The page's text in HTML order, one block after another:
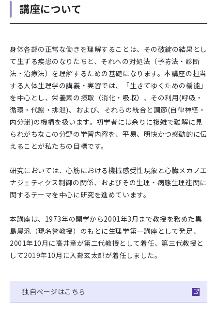
講座について
身体各部の正常な働きを理解することは、その破綻の結果とし
て生ずる疾患のなりたちと、それへの対処法（予防法・診断
法・治療法）を理解するための基礎になります。本講座の担当
する人体生理学の講義・実習では、「生きてゆくための機能」
を中心とし、栄養素の摂取（消化・吸収）、その利用(呼吸・
循環・代謝・排泄)、および、それらの統合と調節(自律神経・
内分泌)の機構を扱います。初学者には余りに複雑で難解に見
られがちなこの分野の学習内容を、平易、明快かつ感動的に伝
えることが私たちの目標です。
研究においては、心筋における機械感受性現象と心臓メカノエ
ナジェティクス制御の関係、およびその生理・病態生理連関に
関するテーマを中心に研究を進めています。
本講座は、1973年の開学から2001年3月まで教授を務めた黒
島晨汎（現名誉教授）のもとに生理学第一講座として発足、
2001年10月に高井章が第二代教授として着任、第三代教授と
して2019年10月に入部玄太郎が着任しました。
独自ぺージはこちら